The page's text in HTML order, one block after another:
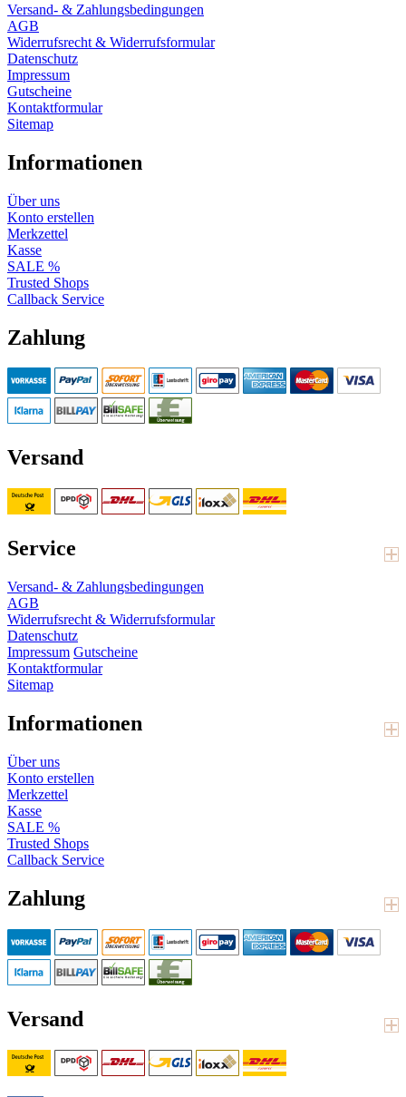
Versand- & Zahlungsbedingungen
AGB
Widerrufsrecht & Widerrufsformular
Datenschutz
Impressum
Gutscheine
Kontaktformular
Sitemap
Informationen
Über uns
Konto erstellen
Merkzettel
Kasse
SALE %
Trusted Shops
Callback Service
Zahlung
Versand
Service
Versand- & Zahlungsbedingungen
AGB
Widerrufsrecht & Widerrufsformular
Datenschutz
Impressum Gutscheine
Kontaktformular
Sitemap
Informationen
Über uns
Konto erstellen
Merkzettel
Kasse
SALE %
Trusted Shops
Callback Service
Zahlung
Versand